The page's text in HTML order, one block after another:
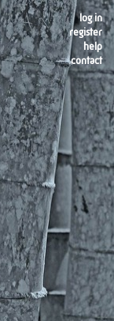
log in
register
help
contact